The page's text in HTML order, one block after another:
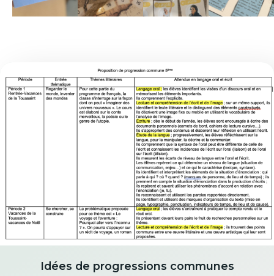
Idées de progressions communes